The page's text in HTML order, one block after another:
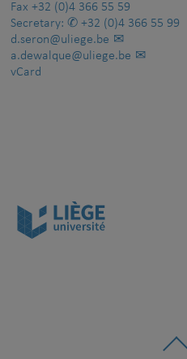
Fax +32 (0)4 366 55 59
Secretary:
+32 (0)4 366 55 99
d.seron@uliege.be
a.dewalque@uliege.be
vCard